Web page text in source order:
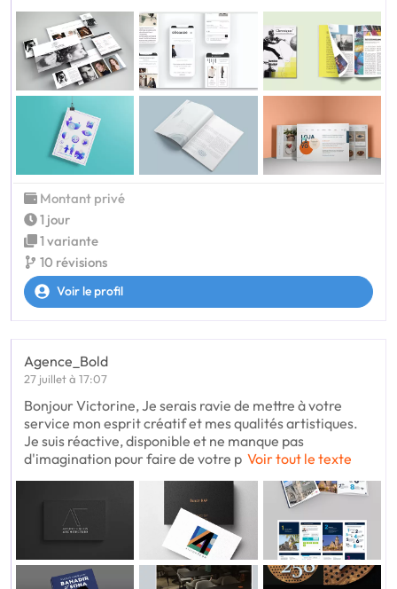
Montant privé
1 jour
1 variante
10 révisions
Voir le profil
Agence_Bold
27 juillet à 17:07
Bonjour Victorine, Je serais ravie de mettre à votre
service mon esprit créatif et mes qualités artistiques.
Je suis réactive, disponible et ne manque pas
d'imagination pour faire de votre p Voir tout le texte